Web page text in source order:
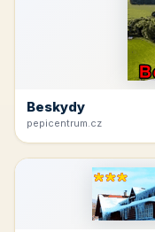
Beskydy
pepicentrum.cz